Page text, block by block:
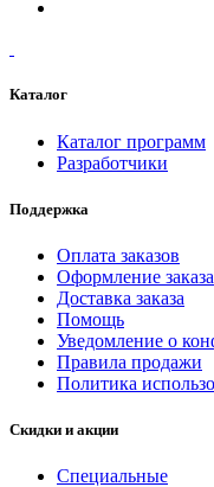
Каталог
Каталог программ
Разработчики
Поддержка
Оплата заказов
Оформление заказа
Доставка заказа
Помощь
Уведомление о
Правила продажи
Политика
Скидки и акции
Специальные